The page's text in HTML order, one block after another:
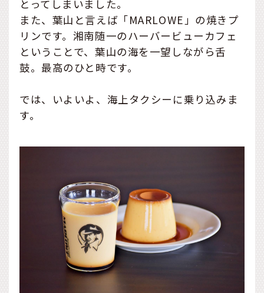
とってしまいました。
また、葉山と言えば「MARLOWE」の焼きプ
リンです。湘南随一のハーバービューカフェ
ということで、葉山の海を一望しながら舌
鼓。最高のひと時です。
では、いよいよ、海上タクシーに乗り込みま
す。